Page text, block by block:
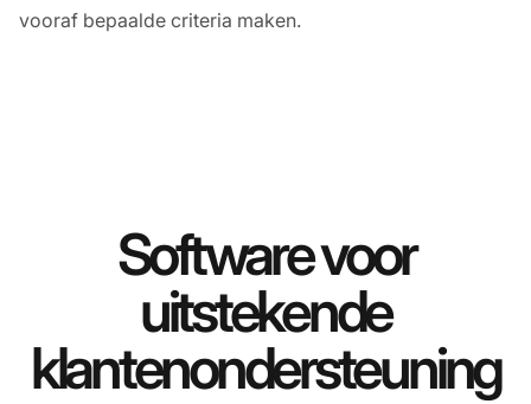
vooraf bepaalde criteria maken.
Software voor
uitstekende
klantenondersteuning